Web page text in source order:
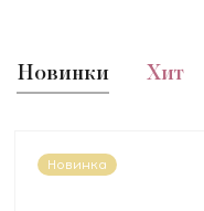
Новинки Хит
Новинка